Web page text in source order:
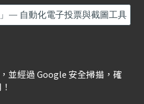
— 自動化電子投票與截圖工具
並經過 Google 安全掃描，確